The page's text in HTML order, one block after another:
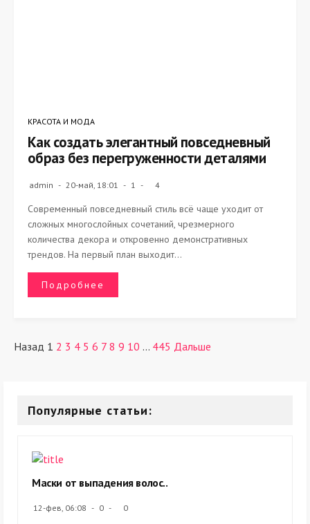
КРАСОТА И МОДА
Как создать элегантный повседневный
образ без перегруженности деталями
admin 20-май, 18:01 1 4
Современный повседневный стиль всё чаще уходит от
сложных многослойных сочетаний, чрезмерного
количества декора и откровенно демонстративных
трендов. На первый план выходит...
Подробнее
Назад 1 2 3 4 5 6 7 8 9 10 ... 445 Дальше
Популярные статьи:
Маски от выпадения волос..
12-фев, 06:08 0 0